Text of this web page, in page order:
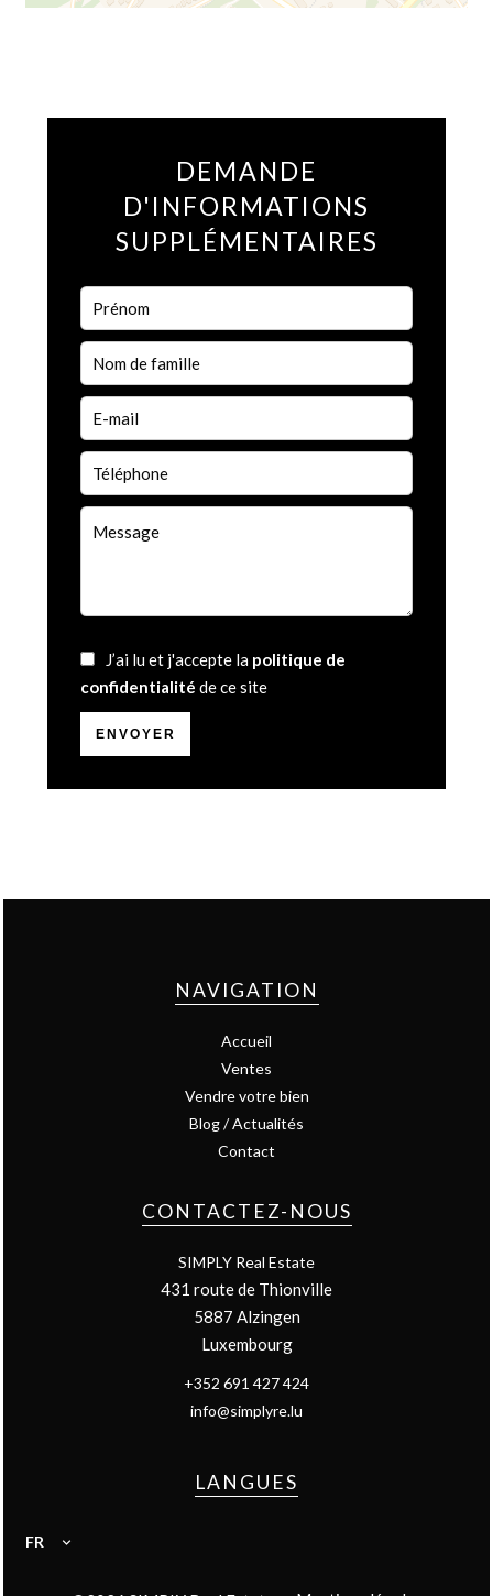
DEMANDE
D'INFORMATIONS
SUPPLÉMENTAIRES
J’ai lu et j'accepte la politique de
confidentialité de ce site
ENVOYER
NAVIGATION
Accueil
Ventes
Vendre votre bien
Blog / Actualités
Contact
CONTACTEZ-NOUS
SIMPLY Real Estate
431 route de Thionville
5887 Alzingen
Luxembourg
+352 691 427 424
info@simplyre.lu
LANGUES
FR